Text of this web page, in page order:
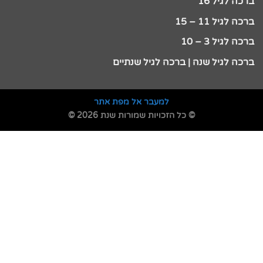
ברכה לגיל 11 – 15
ברכה לגיל 3 – 10
ברכה לגיל שנה | ברכה לגיל שנתיים
למעבר אל מפת אתר
© כל הזכויות שמורות שנת 2026 ©